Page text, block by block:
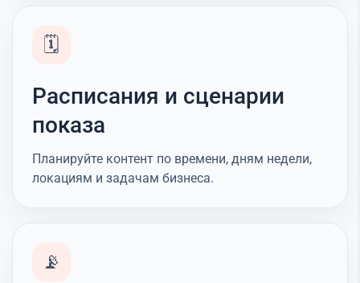
🗓️
Расписания и сценарии
показа
Планируйте контент по времени, дням недели,
локациям и задачам бизнеса.
📡